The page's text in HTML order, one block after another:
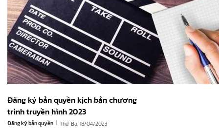
Đăng ký bản quyền kịch bản chương
trình truyền hình 2023
Đăng ký bản quyền | Thứ Ba, 18/04/2023